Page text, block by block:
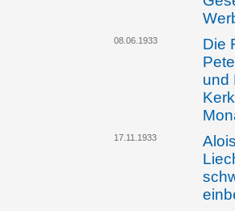
08.06.1933
Die
und
17.11.1933